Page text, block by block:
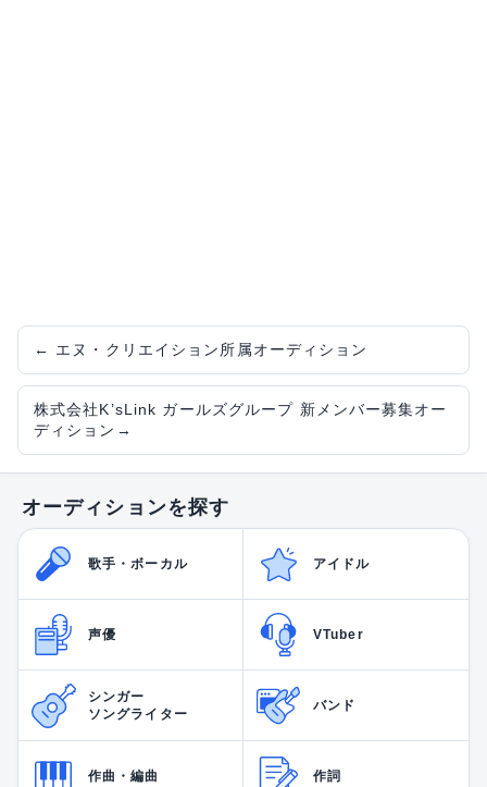
← エヌ・クリエイション所属オーディション
株式会社K’sLink ガールズグループ 新メンバー募集オー
ディション →
オーディションを探す
歌手・ボーカル アイドル
声優 VTuber
シンガー
ソングライター
バンド
作曲・編曲 作詞